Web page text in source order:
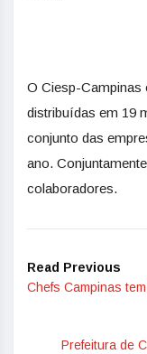
O Ciesp-Campinas
distribuídas em 19
conjunto das
ano.
colaboradores.
Read Previous
Chefs Campinas
Prefeitura de